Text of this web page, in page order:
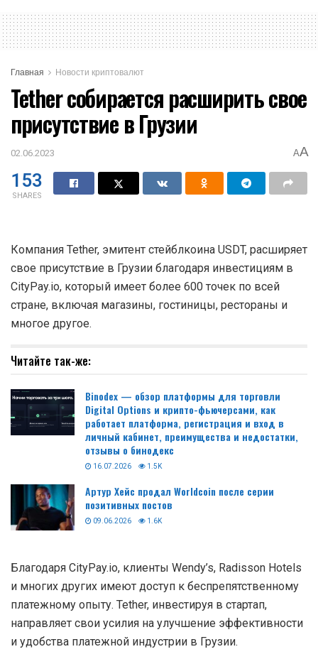
Главная Новости криптовалют
Tether собирается расширить свое
присутствие в Грузии
02.06.2023 AA
153
SHARES
Компания Tether, эмитент стейблкоина USDT, расширяет
свое присутствие в Грузии благодаря инвестициям в
CityPay.io, который имеет более 600 точек по всей
стране, включая магазины, гостиницы, рестораны и
многое другое.
Читайте так-же:
Binodex — обзор платформы для торговли
Digital Options и крипто-фьючерсами, как
работает платформа, регистрация и вход в
личный кабинет, преимущества и недостатки,
отзывы о бинодекс
16.07.2026 1.5K
Артур Хейс продал Worldcoin после серии
позитивных постов
09.06.2026 1.6K
Благодаря CityPay.io, клиенты Wendy’s, Radisson Hotels
и многих других имеют доступ к беспрепятственному
платежному опыту. Tether, инвестируя в стартап,
направляет свои усилия на улучшение эффективности
и удобства платежной индустрии в Грузии.